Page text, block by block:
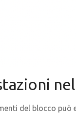
del blocco